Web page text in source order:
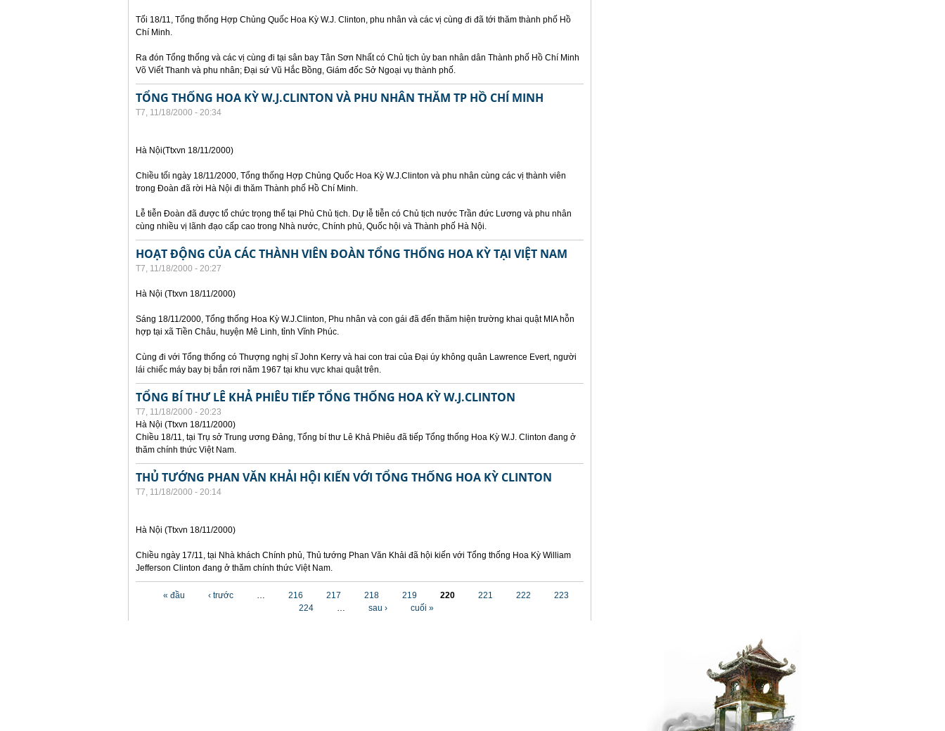
Tối 18/11, Tổng thống Hợp Chủng Quốc Hoa Kỳ W.J. Clinton, phu nhân và các vị cùng đi đã tới thăm thành phố Hồ
Chí Minh.
Ra đón Tổng thống và các vị cùng đi tại sân bay Tân Sơn Nhất có Chủ tịch ủy ban nhân dân Thành phố Hồ Chí Minh
Võ Viết Thanh và phu nhân; Đại sứ Vũ Hắc Bồng, Giám đốc Sở Ngoại vụ thành phố.
TỔNG THỐNG HOA KỲ W.J.CLINTON VÀ PHU NHÂN THĂM TP HỒ CHÍ MINH
T7, 11/18/2000 - 20:34
Hà Nội(Ttxvn 18/11/2000)
Chiều tối ngày 18/11/2000, Tổng thống Hợp Chủng Quốc Hoa Kỳ W.J.Clinton và phu nhân cùng các vị thành viên
trong Đoàn đã rời Hà Nội đi thăm Thành phố Hồ Chí Minh.
Lễ tiễn Đoàn đã được tổ chức trọng thể tại Phủ Chủ tịch. Dự lễ tiễn có Chủ tịch nước Trần đức Lương và phu nhân
cùng nhiều vị lãnh đạo cấp cao trong Nhà nước, Chính phủ, Quốc hội và Thành phố Hà Nội.
HOẠT ĐỘNG CỦA CÁC THÀNH VIÊN ĐOÀN TỔNG THỐNG HOA KỲ TẠI VIỆT NAM
T7, 11/18/2000 - 20:27
Hà Nội (Ttxvn 18/11/2000)
Sáng 18/11/2000, Tổng thống Hoa Kỳ W.J.Clinton, Phu nhân và con gái đã đến thăm hiện trường khai quật MIA hỗn
hợp tại xã Tiền Châu, huyện Mê Linh, tỉnh Vĩnh Phúc.
Cùng đi với Tổng thống có Thượng nghị sĩ John Kerry và hai con trai của Đại úy không quân Lawrence Evert, người
lái chiếc máy bay bị bắn rơi năm 1967 tại khu vực khai quật trên.
TỔNG BÍ THƯ LÊ KHẢ PHIÊU TIẾP TỔNG THỐNG HOA KỲ W.J.CLINTON
T7, 11/18/2000 - 20:23
Hà Nội (Ttxvn 18/11/2000)
Chiều 18/11, tại Trụ sở Trung ương Đảng, Tổng bí thư Lê Khả Phiêu đã tiếp Tổng thống Hoa Kỳ W.J. Clinton đang ở
thăm chính thức Việt Nam.
THỦ TƯỚNG PHAN VĂN KHẢI HỘI KIẾN VỚI TỔNG THỐNG HOA KỲ CLINTON
T7, 11/18/2000 - 20:14
Hà Nội (Ttxvn 18/11/2000)
Chiều ngày 17/11, tại Nhà khách Chính phủ, Thủ tướng Phan Văn Khải đã hội kiến với Tổng thống Hoa Kỳ William
Jefferson Clinton đang ở thăm chính thức Việt Nam.
« đầu ‹ trước … 216 217 218 219 220 221 222
223
224
… sau › cuối »